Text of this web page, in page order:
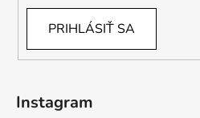
PRIHLÁSIŤ SA
Instagram